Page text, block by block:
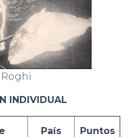
INDIVIDUAL
País Puntos